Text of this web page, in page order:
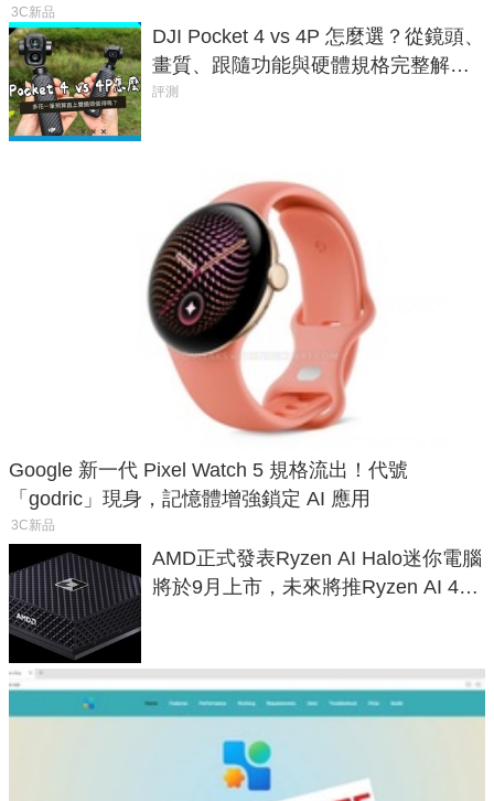
3C新品
DJI Pocket 4 vs 4P 怎麼選？從鏡頭、
畫質、跟隨功能與硬體規格完整解
析，一次看懂兩台差異
評測
Google 新一代 Pixel Watch 5 規格流出！代號
「godric」現身，記憶體增強鎖定 AI 應用
3C新品
AMD正式發表Ryzen AI Halo迷你電腦
將於9月上市，未來將推Ryzen AI 400